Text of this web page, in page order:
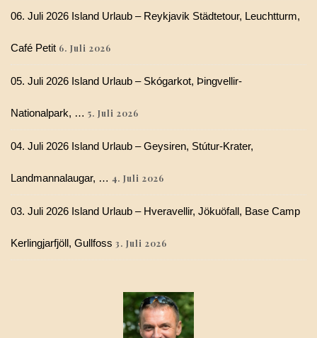
06. Juli 2026 Island Urlaub – Reykjavik Städtetour, Leuchtturm,
Café Petit 6. Juli 2026
05. Juli 2026 Island Urlaub – Skógarkot, Þingvellir-
Nationalpark, … 5. Juli 2026
04. Juli 2026 Island Urlaub – Geysiren, Stútur-Krater,
Landmannalaugar, … 4. Juli 2026
03. Juli 2026 Island Urlaub – Hveravellir, Jökuöfall, Base Camp
Kerlingjarfjöll, Gullfoss 3. Juli 2026